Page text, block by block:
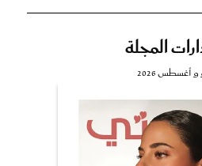
المجلة
و أغسطس 2026